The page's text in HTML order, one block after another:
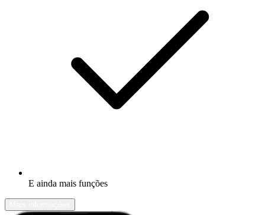
E ainda mais funções